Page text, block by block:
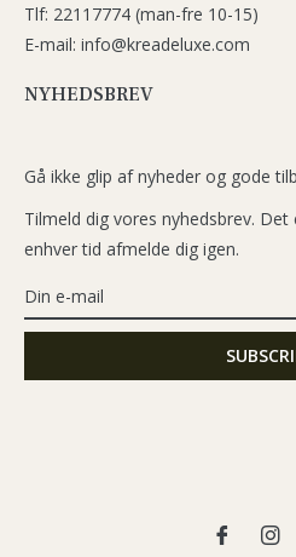
Tlf: 22117774 (man-fre 10-15)
E-mail: info@kreadeluxe.com
NYHEDSBREV
Gå ikke glip af nyheder og gode
Tilmeld dig vores nyhedsbrev.
enhver tid afmelde dig igen.
Ins